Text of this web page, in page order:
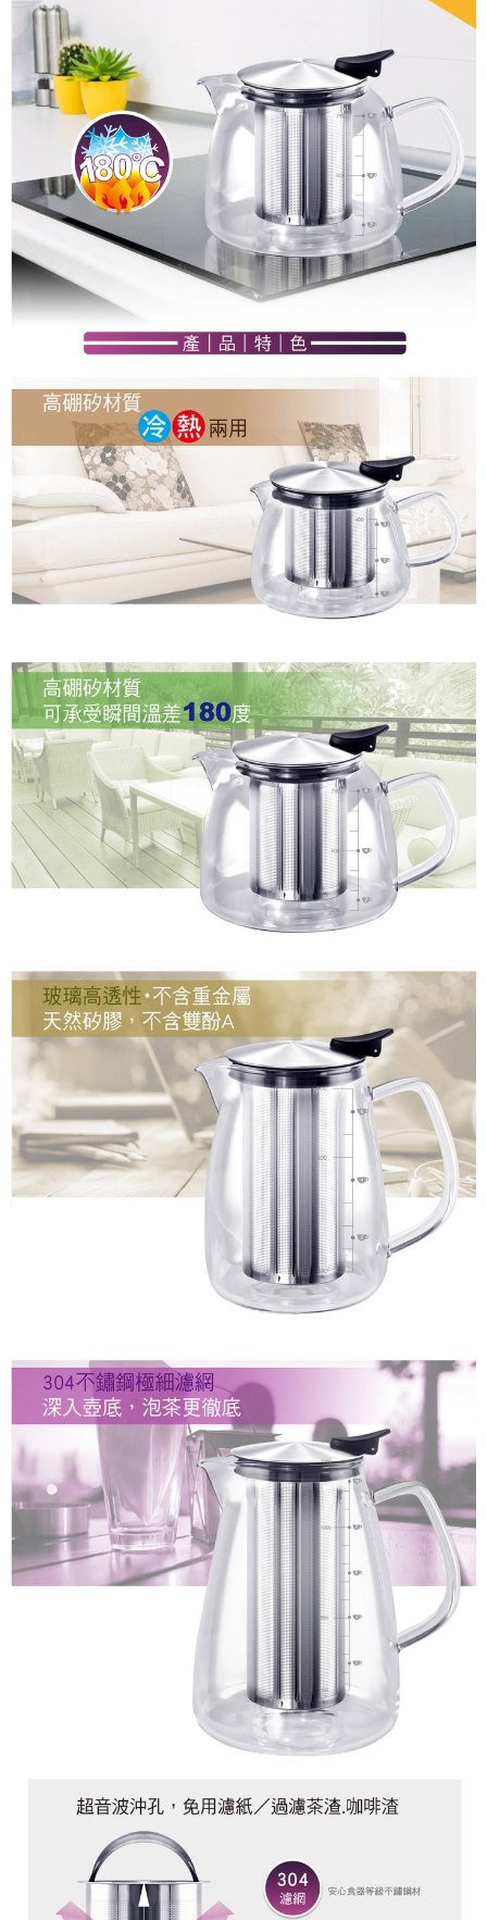
【注意事項】
1.本服務係由「台灣大哥大股份有限公司」（以下簡稱本公司）所提供，讓
用戶於交易時，得透過本服務購買商品或服務，並由商店將買賣／分期付款
買賣價金債權讓與本公司後，依約使用本公司帳單繳交帳款。
2.基於同意付款使用「大哥付你分期」之契約關係目的，商店將以您的個人
資料（包含姓名、電話或地址）提供予台灣大哥大進項蒐集、處理及利用，
由本公司與您本人進行分期帳單所需資料之確認、核對及更正。
3.完整用戶服務條款，請詳閱以下連結：
https://oppay.tw/userRule
３．收到繳費通知簡訊後14天內，點擊此簡訊中的連結，可透過四大超商／
ATM／網路銀行／等多元方式進行付款，方視為交易完成。
※ 請注意：結帳手續完成當下不需立刻繳費，但若您需要取消訂單，請聯絡
購買商品的店家。未經商家同意取消之訂單仍視為有效，需透過AFTEE先享
後付繳納相關費用。
※ 交易是否成功請以「AFTEE先享後付 」之結帳頁面顯示為準，若有關於
是否繳費成功／繳費後需取消欲退款等相關疑問，請聯繫「AFTEE先享後付
客戶支援中心」https://netprotections.freshdesk.com/support/home
【注意事項】
１．透過由恩沛科技股份有限公司提供之「AFTEE先享後付」服務完成之交
易，需依本服務之必要範圍內提供個人資料，並將交易相關給付款項請求債
權轉讓予恩沛科技股份有限公司。
２．關於個人資料處理事宜，請瀏覽以下網址：
https://aftee.tw/terms/#terms3
３．未成年的使用者請事先徵得法定代理人或監護人之同意方可使用
時審查核予不同之上限額度；若仍有額度不足之情形，本公司將視審查結果
請求用戶進行身份認證。
５．嚴禁一人註冊多個帳號或使用他人資訊註冊。若發現惡意使用之情形，
恩沛科技股份有限公司將有權停止該用戶之使用額度並採取法律行動。
宅配
每筆NT$100，滿NT$1,000(含以上)免運費
京站台北店客服中心(1F星巴克旁) 即日起不提供京站紙袋，取件時
請自備購物袋，若需購買紙袋可現場詢問